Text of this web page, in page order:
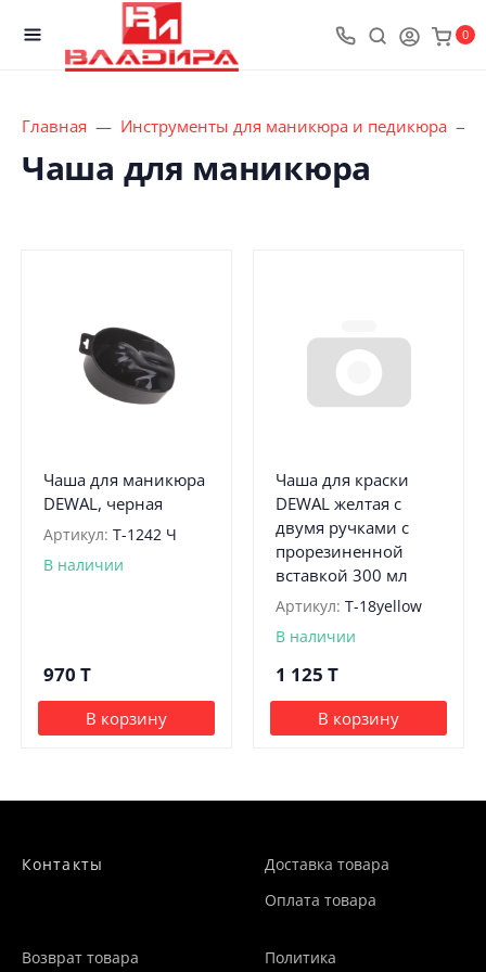
0
Главная Инструменты для маникюра и педикюра
Чаша для маникюра
Чаша для маникюра
DEWAL, черная
Артикул: Т-1242 Ч
В наличии
970 T
В корзину
Чаша для краски
DEWAL желтая с
двумя ручками с
прорезиненной
вставкой 300 мл
Артикул: Т-18yellow
В наличии
1 125 T
В корзину
Контакты
Доставка товара
Оплата товара
Возврат товара
Политика